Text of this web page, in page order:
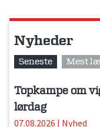
Nyheder
Seneste Mest
Topkampe om
lørdag
07.08.2026 | Nyhed